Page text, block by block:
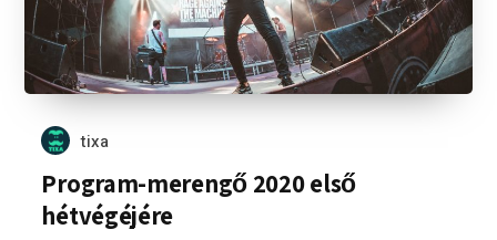
tixa
Program-merengő 2020 első
hétvégéjére